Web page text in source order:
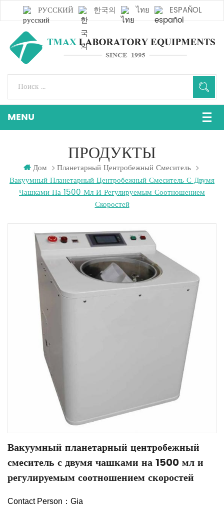
РУССКИЙ 한국의 ไทย ESPAÑOL
ПРОДУКТЫ
Дом
Планетарный Центробежный Смеситель
Вакуумный Планетарный Центробежный Смеситель С Двумя
Чашками На 1500 Мл И Регулируемым Соотношением
Скоростей
Вакуумный планетарный центробежный
смеситель с двумя чашками на 1500 мл и
регулируемым соотношением скоростей
Contact Person：Gia